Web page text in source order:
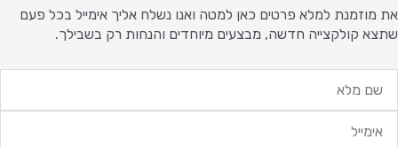
את מוזמנת למלא פרטים כאן למטה ואנו נשלח אליך אימייל בכל פעם
שתצא קולקצייה חדשה, מבצעים מיוחדים והנחות רק בשבילך.
מלא